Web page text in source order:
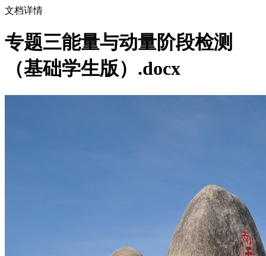
文档详情
专题三能量与动量阶段检测
（基础学生版）.docx